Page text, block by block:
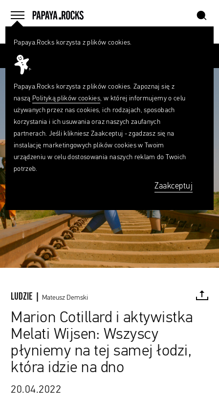
menu
home szukaj
LUDZIE | Mateusz Demski
Marion Cotillard i aktywistka
Melati Wijsen: Wszyscy
płyniemy na tej samej łodzi,
która idzie na dno
20.04.2022
FACEBOOK TWITTER PINTEREST MAIL
Papaya.Rocks korzysta z plików cookies.
Papaya.Rocks korzysta z plików cookies. Zapoznaj się z
naszą Polityką plików cookies, w której informujemy o celu
używanych przez nas cookies, ich rodzajach, sposobach
korzystania i ich usuwania oraz naszych zaufanych
partnerach. Jeśli klikniesz Zaakceptuj - zgadzasz się na
instalację marketingowych plików cookies w Twoim
urządzeniu w celu dostosowania naszych reklam do Twoich
potrzeb.
Zaakceptuj
Czego
szukasz?